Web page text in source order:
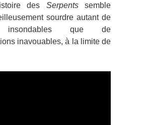
des Serpentssemble
sourdre autant de
insondables que de
inavouables, à la limite de